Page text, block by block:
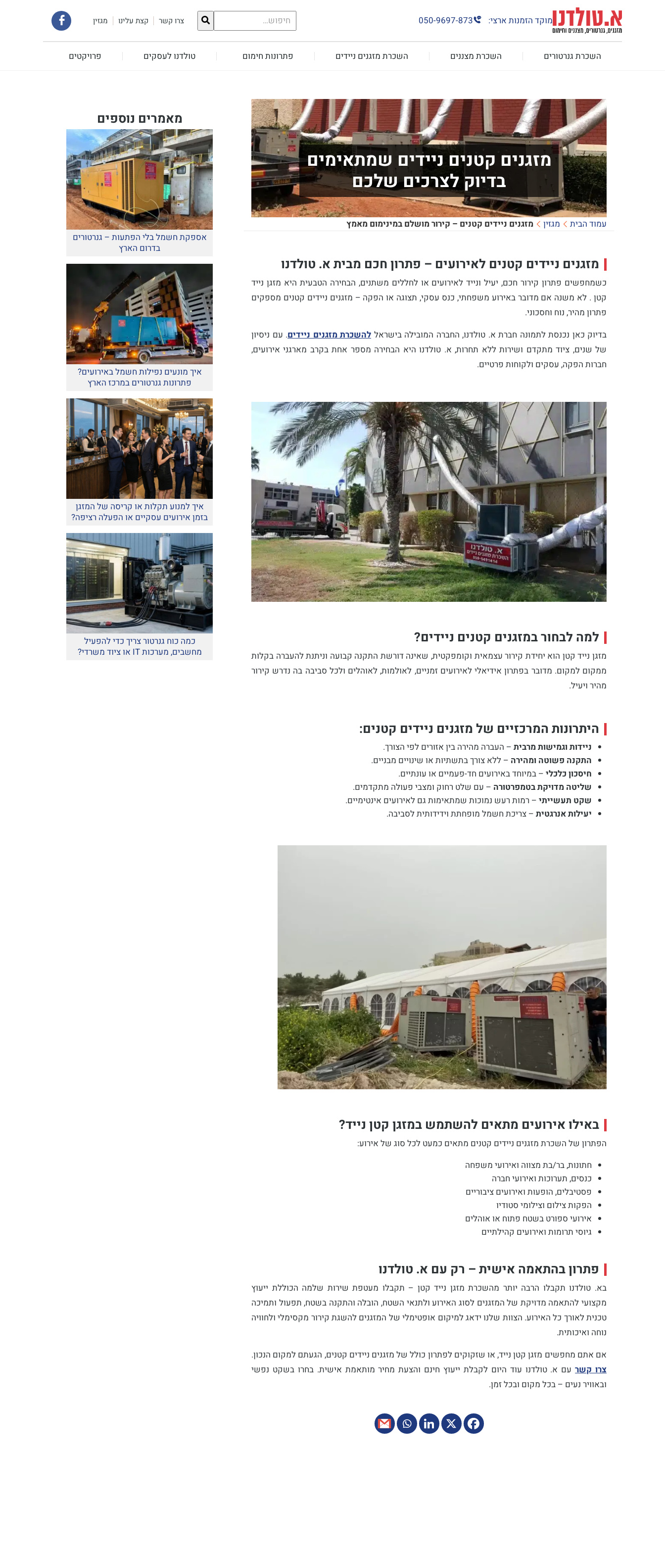
מוקד הזמנות ארצי: 050-9697-873
חיפוש
עבור:
צרו קשר קצת עלינו מגזין
קישור
לעמוד
השכרת גנרטורים השכרת מצננים השכרת מזגנים ניידים פתרונות חימום טולדנו לעסקים פרויקטים
מזגנים קטנים ניידים שמתאימים
בדיוק לצרכים שלכם
עמוד הבית מגזין מזגנים ניידים קטנים – קירור מושלם במינימום מאמץ
מזגנים ניידים קטנים לאירועים – פתרון חכם מבית א. טולדנו
כשמחפשים פתרון קירור חכם, יעיל ונייד לאירועים או לחללים משתנים, הבחירה הטבעית היא מזגן נייד
קטן . לא משנה אם מדובר באירוע משפחתי, כנס עסקי, תצוגה או הפקה – מזגנים ניידים קטנים מספקים
פתרון מהיר, נוח וחסכוני.
בדיוק כאן נכנסת לתמונה חברת א. טולדנו, החברה המובילה בישראל להשכרת מזגנים ניידים. עם ניסיון
של שנים, ציוד מתקדם ושירות ללא תחרות, א. טולדנו היא הבחירה מספר אחת בקרב מארגני אירועים,
חברות הפקה, עסקים ולקוחות פרטיים.
למה לבחור במזגנים קטנים ניידים?
מזגן נייד קטן הוא יחידת קירור עצמאית וקומפקטית, שאינה דורשת התקנה קבועה וניתנת להעברה בקלות
ממקום למקום. מדובר בפתרון אידיאלי לאירועים זמניים, לאולמות, לאוהלים ולכל סביבה בה נדרש קירור
מהיר ויעיל.
היתרונות המרכזיים של מזגנים ניידים קטנים:
ניידות וגמישות מרבית – העברה מהירה בין אזורים לפי הצורך.
התקנה פשוטה ומהירה – ללא צורך בתשתיות או שינויים מבניים.
חיסכון כלכלי – במיוחד באירועים חד-פעמיים או עונתיים.
שליטה מדויקת בטמפרטורה – עם שלט רחוק ומצבי פעולה מתקדמים.
שקט תעשייתי – רמות רעש נמוכות שמתאימות גם לאירועים אינטימיים.
יעילות אנרגטית – צריכת חשמל מופחתת וידידותית לסביבה.
באילו אירועים מתאים להשתמש במזגן קטן נייד?
הפתרון של השכרת מזגנים ניידים קטנים מתאים כמעט לכל סוג של אירוע:
חתונות, בר/בת מצווה ואירועי משפחה
כנסים, תערוכות ואירועי חברה
פסטיבלים, הופעות ואירועים ציבוריים
הפקות צילום וצילומי סטודיו
אירועי ספורט בשטח פתוח או אוהלים
גיוסי תרומות ואירועים קהילתיים
פתרון בהתאמה אישית – רק עם א. טולדנו
בא. טולדנו תקבלו הרבה יותר מהשכרת מזגן נייד קטן – תקבלו מעטפת שירות שלמה הכוללת ייעוץ
מקצועי להתאמה מדויקת של המזגנים לסוג האירוע ולתנאי השטח, הובלה והתקנה בשטח, תפעול ותמיכה
טכנית לאורך כל האירוע. הצוות שלנו ידאג למיקום אופטימלי של המזגנים להשגת קירור מקסימלי ולחוויה
נוחה ואיכותית.
אם אתם מחפשים מזגן קטן נייד, או שזקוקים לפתרון כולל של מזגנים ניידים קטנים, הגעתם למקום הנכון.
צרו קשרעם א. טולדנו עוד היום לקבלת ייעוץ חינם והצעת מחיר מותאמת אישית. בחרו בשקט נפשי
ובאוויר נעים – בכל מקום ובכל זמן.
מאמרים נוספים
אספקת חשמל בלי הפתעות – גנרטורים
בדרום הארץ
איך מונעים נפילות חשמל באירועים?
פתרונות גנרטורים במרכז הארץ
איך למנוע תקלות או קריסה של המזגן
בזמן אירועים עסקיים או הפעלה רציפה?
כמה כוח גנרטור צריך כדי להפעיל
מחשבים, מערכות IT או ציוד משרדי?